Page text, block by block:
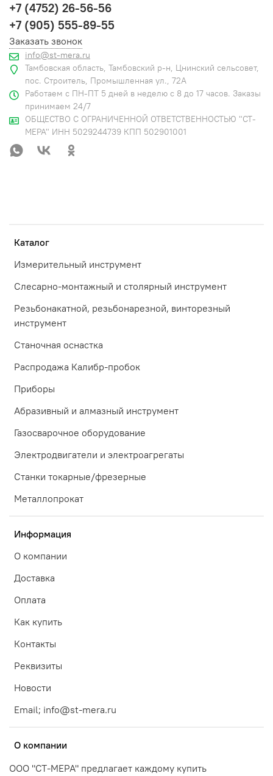
Каталог
Измерительный инструмент
Слесарно-монтажный и столярный инструмент
Резьбонакатной, резьбонарезной, винторезный
инструмент
Станочная оснастка
Распродажа Калибр-пробок
Приборы
Абразивный и алмазный инструмент
Газосварочное оборудование
Электродвигатели и электроагрегаты
Станки токарные/фрезерные
Металлопрокат
Информация
О компании
Доставка
Оплата
Как купить
Контакты
Реквизиты
Новости
Email; info@st-mera.ru
О компании
ООО "СТ-МЕРА" предлагает каждому купить
+7 (4752) 26-56-56
+7 (905) 555-89-55
Заказать звонок
info@st-mera.ru
Тамбовская область, Тамбовский р-н, Цнинский сельсовет,
пос. Строитель, Промышленная ул., 72А
Работаем с ПН-ПТ 5 дней в неделю с 8 до 17 часов. Заказы
принимаем 24/7
ОБЩЕСТВО С ОГРАНИЧЕННОЙ ОТВЕТСТВЕННОСТЬЮ "СТ-
МЕРА" ИНН 5029244739 КПП 502901001